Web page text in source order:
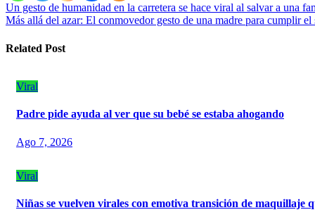
Navegación
de
entradas
Un gesto de humanidad en la carretera se hace viral al salvar a una
Más allá del azar: El conmovedor gesto de una madre para cumplir
Related Post
Viral
Padre pide ayuda al ver que su bebé se estaba ahogando
Ago 7, 2026
Viral
Niñas se vuelven virales con emotiva transición de maquillaje